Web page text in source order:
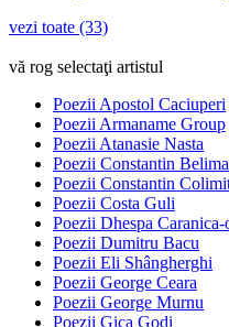
vezi toate (33)
vă rog selectaţi artistul
Poezii Apostol Caciuperi
Poezii Armaname Group
Poezii Atanasie Nasta
Poezii Constantin
Poezii Constantin
Poezii Costa Guli
Poezii Dhespa Caranica-
Poezii Dumitru Bacu
Poezii Eli Shângherghi
Poezii George Ceara
Poezii George Murnu
Poezii Gica Godi